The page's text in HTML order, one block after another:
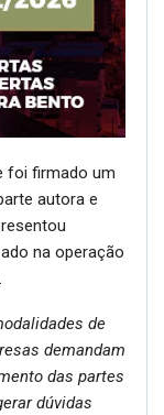
foi firmado um
autora e
na operação
de
demandam
das partes
dúvidas